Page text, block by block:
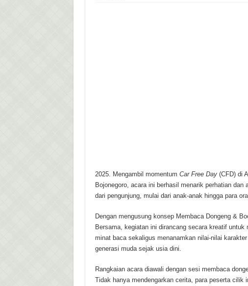
2025. Mengambil momentum Car Free Day(CFD) di
Bojonegoro, acara ini berhasil menarik perhatian dan
dari pengunjung, mulai dari anak-anak hingga para
Dengan mengusung konsep Membaca Dongeng &
Bersama, kegiatan ini dirancang secara kreatif untuk
minat baca sekaligus menanamkan nilai-nilai
generasi muda sejak usia dini.
Rangkaian acara diawali dengan sesi membaca
Tidak hanya mendengarkan cerita, para peserta cilik